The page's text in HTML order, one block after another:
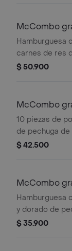
de papas fritas
grande a
McCombo
Doble
Hamburguesa
carnes de res
cremoso,
Acompañada
y bebida
$ 50.900
McCombo
McNuggets
10 piezas de
de pechuga de
conservantes
$ 42.500
McCombo
Hamburguesa
y dorado de
mayonesa
$ 35.900